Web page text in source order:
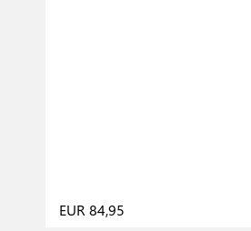
EUR 84,95